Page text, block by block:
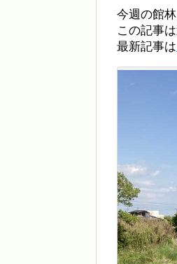
今週の館林
この記事
最新記事は